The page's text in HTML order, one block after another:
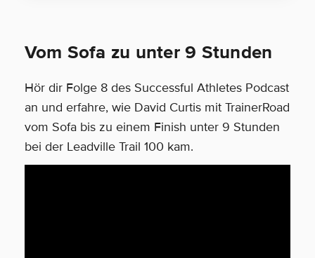
Vom Sofa zu unter 9 Stunden
Hör dir Folge 8 des Successful Athletes Podcast
an und erfahre, wie David Curtis mit TrainerRoad
vom Sofa bis zu einem Finish unter 9 Stunden
bei der Leadville Trail 100 kam.